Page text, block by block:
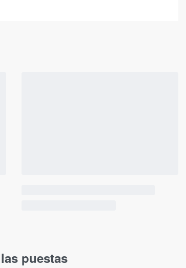
puestas